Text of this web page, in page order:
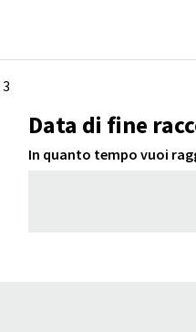
Data di fine
In quanto tempo vuoi